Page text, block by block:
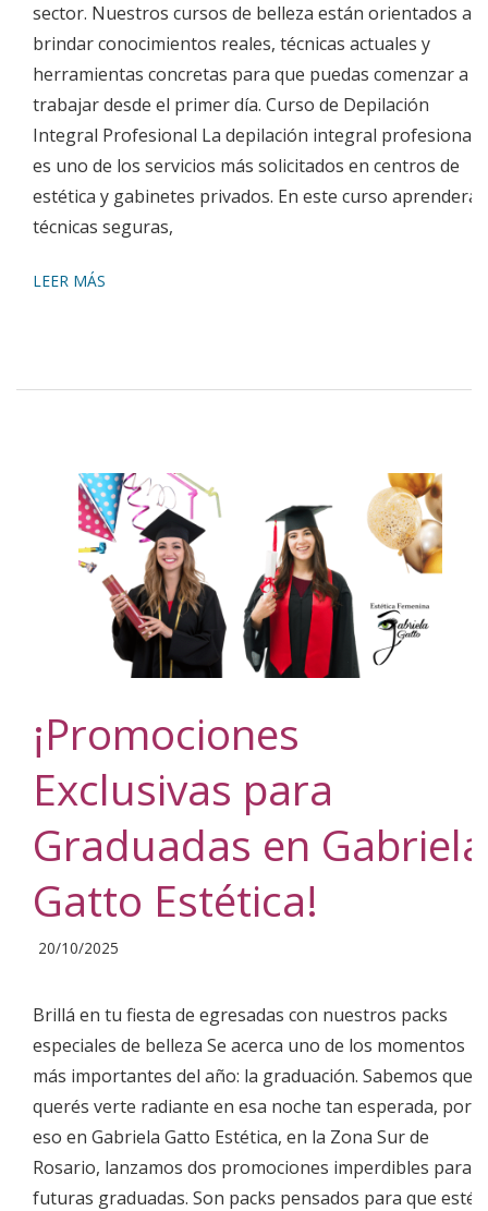
sector. Nuestros cursos de belleza están orientados a
brindar conocimientos reales, técnicas actuales y
herramientas concretas para que puedas comenzar a
trabajar desde el primer día. Curso de Depilación
Integral Profesional La depilación integral profesional
es uno de los servicios más solicitados en centros de
estética y gabinetes privados. En este curso aprenderás
técnicas seguras,
LEER MÁS
¡Promociones
Exclusivas para
Graduadas en Gabriela
Gatto Estética!
2025-
20
20/10/2025
Brillá en tu fiesta de egresadas con nuestros packs
especiales de belleza Se acerca uno de los momentos
más importantes del año: la graduación. Sabemos que
querés verte radiante en esa noche tan esperada, por
eso en Gabriela Gatto Estética, en la Zona Sur de
Rosario, lanzamos dos promociones imperdibles para
futuras graduadas. Son packs pensados para que estés